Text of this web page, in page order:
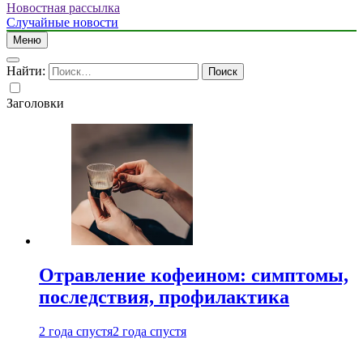
Новостная рассылка
Случайные новости
Меню
Найти:
Заголовки
Отравление кофеином: симптомы,
последствия, профилактика
2 года спустя2 года спустя